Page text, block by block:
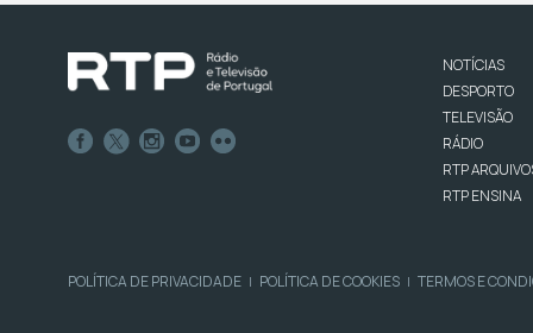
NOTÍCIAS
DESPORTO
TELEVISÃO
RÁDIO
RTP
RTP ENSINA
POLÍTICA DE PRIVACIDADE | POLÍTICA DE COOKIES | TERMOS E